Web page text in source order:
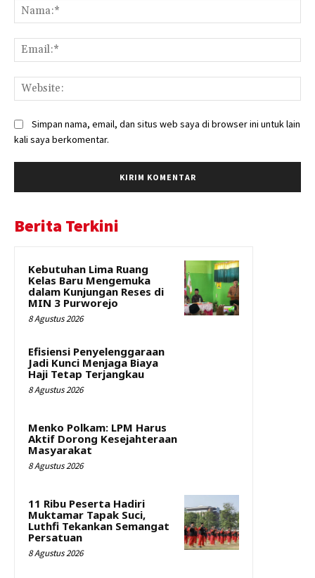
Simpan nama, email, dan situs web saya di browser ini untuk lain
kali saya berkomentar.
Berita Terkini
Kebutuhan Lima Ruang
Kelas Baru Mengemuka
dalam Kunjungan Reses di
MIN 3 Purworejo
8 Agustus 2026
Efisiensi Penyelenggaraan
Jadi Kunci Menjaga Biaya
Haji Tetap Terjangkau
8 Agustus 2026
Menko Polkam: LPM Harus
Aktif Dorong Kesejahteraan
Masyarakat
8 Agustus 2026
11 Ribu Peserta Hadiri
Muktamar Tapak Suci,
Luthfi Tekankan Semangat
Persatuan
8 Agustus 2026